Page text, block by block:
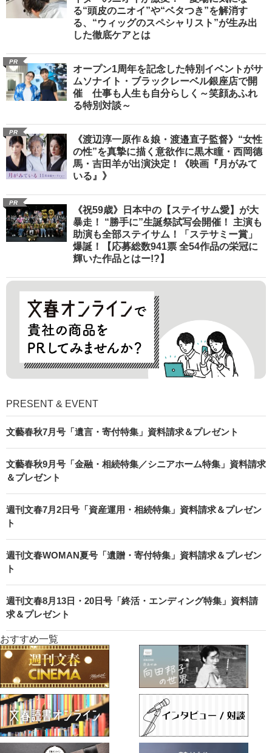
る“頭皮のニオイ”や“ベタつき”を解消す
る、“ウィッグのスペシャリスト”が生み出
した徹底ケアとは
PR
オープン1周年を記念した特別イベントがサ
ムソナイト・ブラックレーベル銀座店で開
催 仕事も人生も自分らしく～笑顔あふれ
る特別対談～
PR
《渡辺淳一原作＆娘・渡邉直子監督》“女性
の性”を真摯に描く意欲作に黒木瞳・西岡德
馬・吉田羊が出演決定！《映画『月がみて
いる』》
PR
《祝59歳》日本中の【ステイサム愛】が大
暴走！ “勝手に”生誕祭試写会開催！ 主演も
助演も全部ステイサム！「ステサミー賞」
爆誕！【応募総数941票 全54作品の栄冠に
輝いた作品とはー!?】
PRESENT & EVENT
文藝春秋7月号「遺言・寄付特集」資料請求＆プレゼント
文藝春秋9月号「金融・相続特集／シニアホーム特集」資料請求
＆プレゼント
週刊文春7月2日号「資産運用・相続特集」資料請求＆プレゼン
ト
週刊文春WOMAN夏号「遺贈・寄付特集」資料請求＆プレゼン
ト
週刊文春8月13日・20日号「終活・エンディング特集」資料請
求＆プレゼント
おすすめ一覧